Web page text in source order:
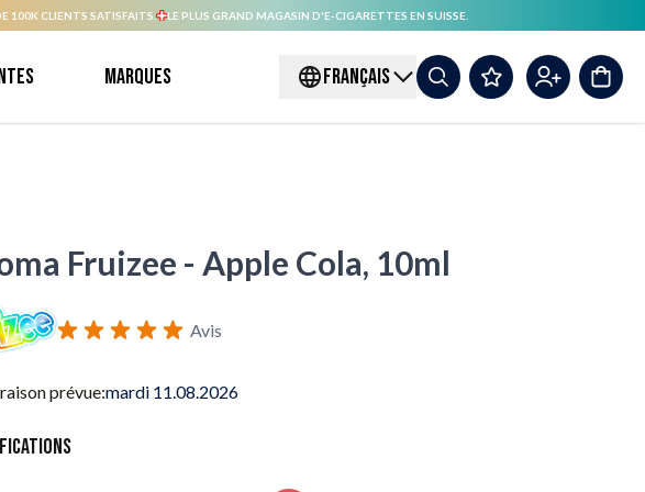
100K CLIENTS SATISFAITS. LE PLUS GRAND MAGASIN D'E-CIGARETTES EN SUISSE.
Marques FRANÇAIS
Fruizee - Apple Cola, 10ml
Avis
prévue:mardi 11.08.2026